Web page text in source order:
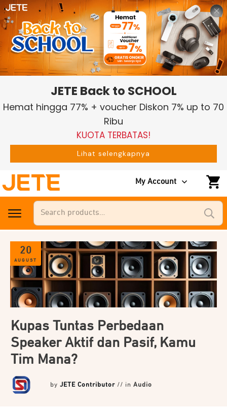
My Account
Search
20
AUGUST
Kupas Tuntas Perbedaan
Speaker Aktif dan Pasif, Kamu
Tim Mana?
by JETE Contributor// in Audio
JETE Back to SCHOOL
Hemat hingga 77% + voucher Diskon 7% up to 70
Ribu
KUOTA TERBATAS!
Lihat selengkapnya